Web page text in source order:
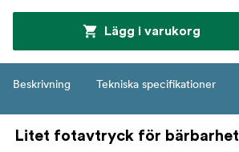
Lägg i varukorg
Beskrivning Tekniska specifikationer
Litet fotavtryck för bärbarhet